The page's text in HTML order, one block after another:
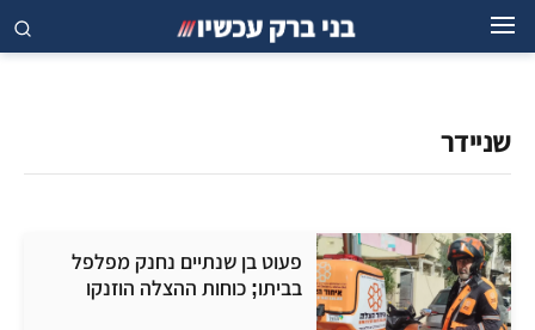
שניידר
פעוט בן שנתיים נחנק מפלפל
בביתו; כוחות ההצלה הוזנקו